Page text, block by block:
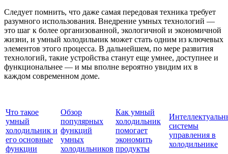
Следует помнить, что даже самая передовая техника требует
разумного использования. Внедрение умных технологий —
это шаг к более организованной, экологичной и экономичной
жизни, и умный холодильник может стать одним из ключевых
элементов этого процесса. В дальнейшем, по мере развития
технологий, такие устройства станут еще умнее, доступнее и
функциональнее — и мы вполне вероятно увидим их в
каждом современном доме.
Что такое
умный
холодильник и
его основные
функции
Обзор
популярных
функций
умных
холодильников
Как умный
холодильник
помогает
экономить
продукты
системы
управления в
холодильнике